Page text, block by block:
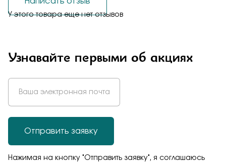
У этого товара еще нет отзывов
Узнавайте первыми об акциях
Отправить заявку
Нажимая на кнопку "Отправить заявку", я соглашаюсь